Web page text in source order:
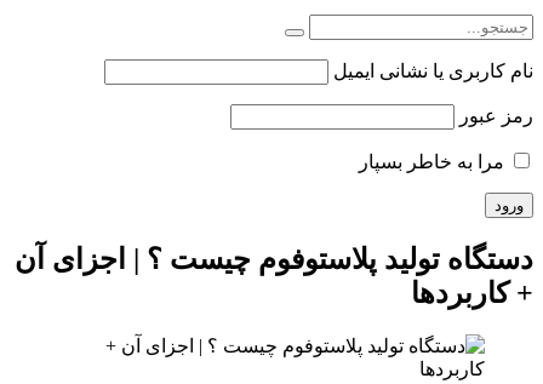
نام کاربری یا نشانی ایمیل
رمز عبور
مرا به خاطر بسپار
دستگاه تولید پلاستوفوم چیست ؟ | اجزای آن
+ کاربردها